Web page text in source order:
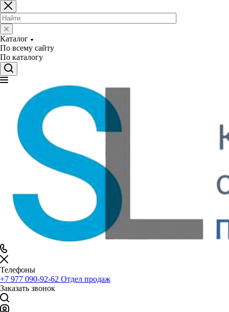
Каталог
По всему сайту
По каталогу
Телефоны
+7 977 090-92-62 Отдел продаж
Заказать звонок